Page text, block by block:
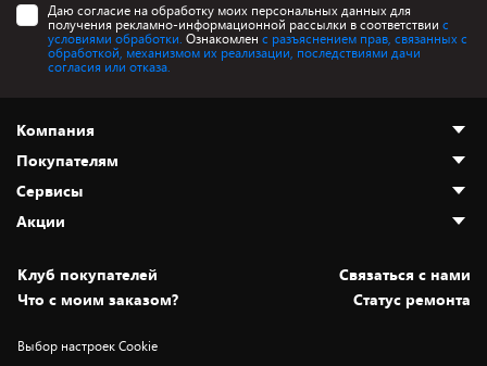
Даю согласие на обработку моих персональных данных для
получения рекламно-информационной рассылки в соответствии с
условиями обработки. Ознакомлен с разъяснением прав, связанных с
обработкой, механизмом их реализации, последствиями дачи
согласия или отказа.
Компания
О нас
Адреса магазинов
Новости
Статьи и обзоры
Вакансии
Дай пять добру!
Покупателям
Как сделать заказ
Оплата и доставка
Безналичный расчёт
Обмен и возврат товара
Обработка персональных данных
Сервисы
Установка техники
Для игровых консолей
Для мобильных устройств
Акции
Скидки и промокоды
Белорусские товары
Бонусы
Клуб покупателей
Cвязаться с нами
Что с моим заказом?
Статус ремонта
Выбор настроек Cookie